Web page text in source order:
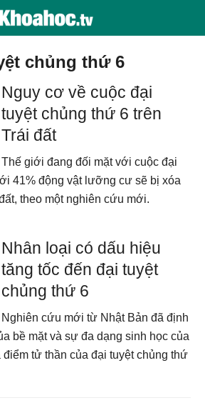
chủng thứ 6
Nguy cơ về cuộc đại
tuyệt chủng thứ 6 trên
Trái đất
Thế giới đang đối mặt với cuộc đại
41% động vật lưỡng cư sẽ bị xóa
theo một nghiên cứu mới.
Nhân loại có dấu hiệu
tăng tốc đến đại tuyệt
chủng thứ 6
Nghiên cứu mới từ Nhật Bản đã định
bề mặt và sự đa dạng sinh học của
điểm tử thần của đại tuyệt chủng thứ